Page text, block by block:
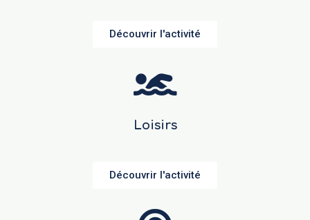
Découvrir l'activité
Loisirs
Découvrir l'activité